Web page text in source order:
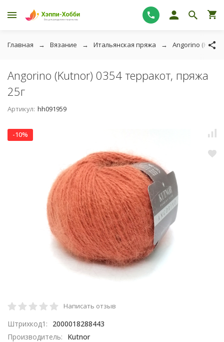
Главная Вязание Итальянская пряжа Angorino
Angorino (Kutnor) 0354 терракот, пряжа
25г
Артикул: hh091959
-10%
Написать отзыв
Штрихкод1:
2000018288443
Производитель:
Kutnor